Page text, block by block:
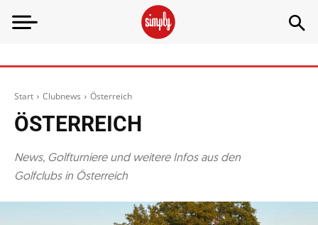
Start Clubnews Österreich
ÖSTERREICH
News, Golfturniere und weitere Infos aus den
Golfclubs in Österreich